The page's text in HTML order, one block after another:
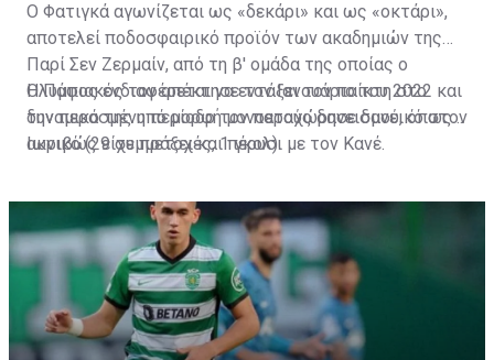
Ο Φατιγκά αγωνίζεται ως «δεκάρι» και ως «οκτάρι»,
αποτελεί ποδοσφαιρικό προϊόν των ακαδημιών της
Παρί Σεν Ζερμαίν, από τη β' ομάδα της οποίας ο
Ολυμπιακός τον απέκτησε τον Ιανουάριο του 2022 και
την περασμένη περίοδο τον παραχώρησε δανεικό στον
Ιωνικό (29 συμμετοχές, 1 γκολ).
Η Πάφος ενδιαφέρεται να εντάξει τον παίκτη στο
δυναμικό της υπό μορφή μονοετούς δανεισμού, όπως
ακριβώς είχε πράξει και πέρυσι με τον Κανέ.